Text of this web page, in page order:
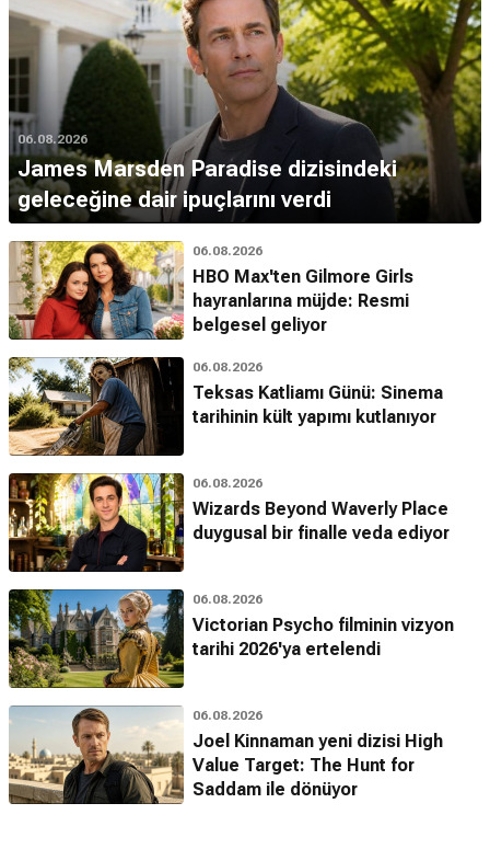
06.08.2026
James Marsden Paradise dizisindeki
geleceğine dair ipuçlarını verdi
06.08.2026
HBO Max'ten Gilmore Girls
hayranlarına müjde: Resmi
belgesel geliyor
06.08.2026
Teksas Katliamı Günü: Sinema
tarihinin kült yapımı kutlanıyor
06.08.2026
Wizards Beyond Waverly Place
duygusal bir finalle veda ediyor
06.08.2026
Victorian Psycho filminin vizyon
tarihi 2026'ya ertelendi
06.08.2026
Joel Kinnaman yeni dizisi High
Value Target: The Hunt for
Saddam ile dönüyor